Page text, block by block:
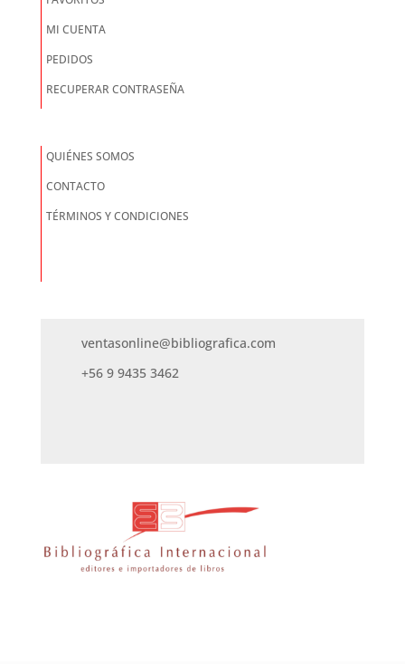
MI CUENTA
PEDIDOS
RECUPERAR CONTRASEÑA
QUIÉNES SOMOS
CONTACTO
TÉRMINOS Y CONDICIONES
ventasonline@bibliografica.com
+56 9 9435 3462